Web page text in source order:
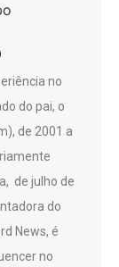
no
do pai, o
de 2001 a
de julho de
do
News, é
no